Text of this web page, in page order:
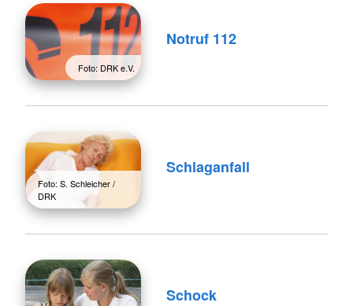
Foto: DRK e.V.
Notruf 112
Foto: S. Schleicher /
DRK
Schlaganfall
Schock